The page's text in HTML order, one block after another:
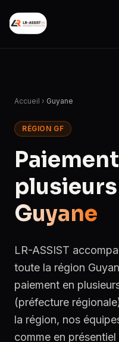
Accueil › Guyane
RÉGION GF
Guyane
LR-ASSIST
toute la région
paiement en
(préfecture
la région, nos
comme en